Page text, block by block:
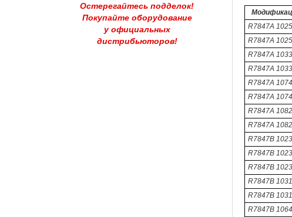
Остерегайтесь подделок!
Покупайте оборудование
у официальных
дистрибьюторов!
R7847A 1025
R7847A
R7847A 1033
R7847A
R7847A 1074
R7847A
R7847A 1082
R7847A
R7847B 1023
R7847B
R7847B
R7847B 1031
R7847B
R7847B 1064